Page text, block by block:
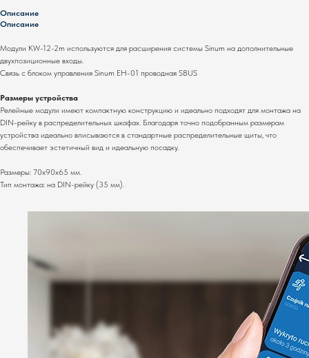
Описание
Описание
Модули KW-12-2m используются для расширения системы Sinum на дополнительные
двухпозиционные входы.
Связь с блоком управления Sinum EH-01 проводная SBUS
Размеры устройства
Релейные модули имеют компактную конструкцию и идеально подходят для монтажа на
DIN-рейку в распределительных шкафах. Благодаря точно подобранным размерам
устройства идеально вписываются в стандартные распределительные щиты, что
обеспечивает эстетичный вид и идеальную посадку.
Размеры: 70x90x65 мм.
Тип монтажа: на DIN-рейку (35 мм).